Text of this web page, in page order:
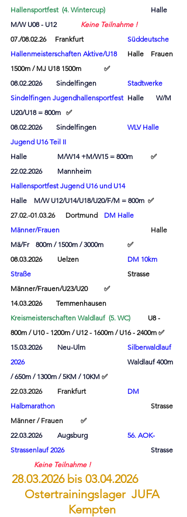
Hallensportfest  (4. Wintercup)
Halle
Keine Teilnahme !
Süddeutsche
Hallenmeisterschaften Aktive/U18
Halle	Frauen
✅
Stadtwerke
Sindelfingen Jugendhallensportfest Halle       W/M
U20/U18 = 800m ✅
WLV Halle
Jugend U16 Teil II
✅
Hallensportfest Jugend U16 und U14
Halle	M/W U12/U14/U18/U20/F/M = 800m ✅
DM Halle
Männer/Frauen
✅
DM 10km
Straße
Männer/Frauen/U23/U20 ✅
14.03.2026        Temmenhausen
Kreismeisterschaften Waldlauf  (5. WC)
U8 -
800m / U10 - 1200m / U12 - 1600m / U16 - 2400m ✅
15.03.2026 	Neu-Ulm
Silberwaldlauf
2026
Waldlauf 400m
/ 650m / 1300m / 5KM / 10KM ✅
22.03.2026	Frankfurt DM
Halbmarathon
Männer / Frauen	✅
56. AOK-
Strassenlauf 2026
Strasse
Keine Teilnahme !
28.03.2026 bis 03.04.2026
Ostertrainingslager  JUFA
Kempten